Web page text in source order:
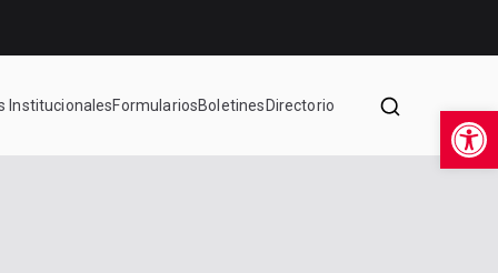
InstitucionalesFormulariosBoletinesDirectorio